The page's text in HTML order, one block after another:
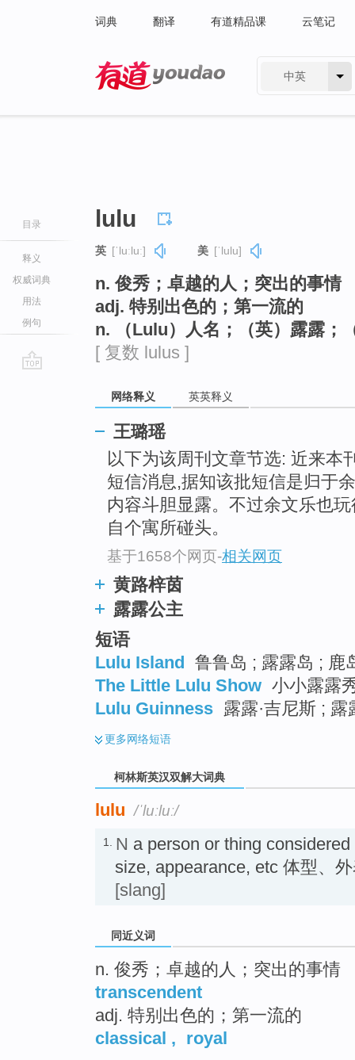
词典 翻译 有道精品课 云笔记
中英
目录
释义
权威词典
用法
例句
lulu
英 [ˈluːluː] 美 [ˈlulu]
n. 俊秀；卓越的人；突出的事情
adj. 特别出色的；第一流的
n. （Lulu）人名；（英）露露；
[ 复数 lulus ]
网络释义 英英释义
王璐瑶
以下为该周刊文章节选: 近来本
短信消息,据知该批短信是归于
内容斗胆显露。不过余文乐也
自个寓所碰头。
基于1658个网页-相关网页
黄路梓茵
露露公主
短语
Lulu Island
鲁鲁岛 ; 露露岛 ; 鹿
The Little Lulu Show 小小露露
Lulu Guinness 露露·吉尼斯 ;
更多网络短语
柯林斯英汉双解大词典
lulu /ˈluːluː/
1. N a person or thing
size, appearance, etc 体型、
[slang]
同近义词
n. 俊秀；卓越的人；突出的事情
transcendent
adj. 特别出色的；第一流的
classical , royal